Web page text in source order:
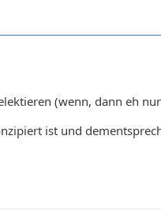
(wenn, dann eh
ist und